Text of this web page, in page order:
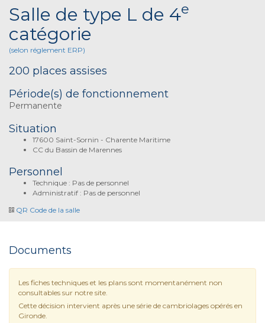
Salle de type L de 4e
catégorie
(selon réglement ERP)
200 places assises
Période(s) de fonctionnement
Permanente
Situation
17600 Saint-Sornin - Charente Maritime
CC du Bassin de Marennes
Personnel
Technique : Pas de personnel
Administratif : Pas de personnel
QR Code de la salle
Documents
Les fiches techniques et les plans sont momentanément non
consultables sur notre site.
Cette décision intervient après une série de cambriolages opérés en
Gironde.